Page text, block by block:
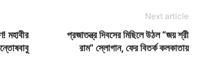
মহাবীর
Next article
প্রজাতন্ত্র দিবসের মিছিলে উঠল “জয় শ্রী
রাম” স্লোগান, ফের বিতর্ক কলকাতায়